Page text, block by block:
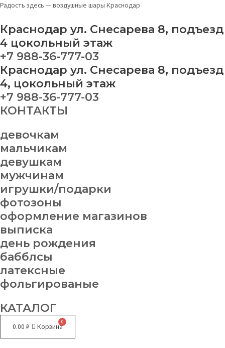
Перейти
содержимому
Радость здесь — воздушные шары Краснодар
Краснодар ул. Снесарева 8, подъезд
4 цокольный этаж
+7 988-36-777-03
Краснодар ул. Снесарева 8, подъезд
4, цокольный этаж
+7 988-36-777-03
КОНТАКТЫ
девочкам
мальчикам
девушкам
мужчинам
игрушки/подарки
фотозоны
оформление магазинов
выписка
день рождения
бабблсы
латексные
фольгированые
КАТАЛОГ
0.00 ₽ Корзина
Фигура
61
см
quantity